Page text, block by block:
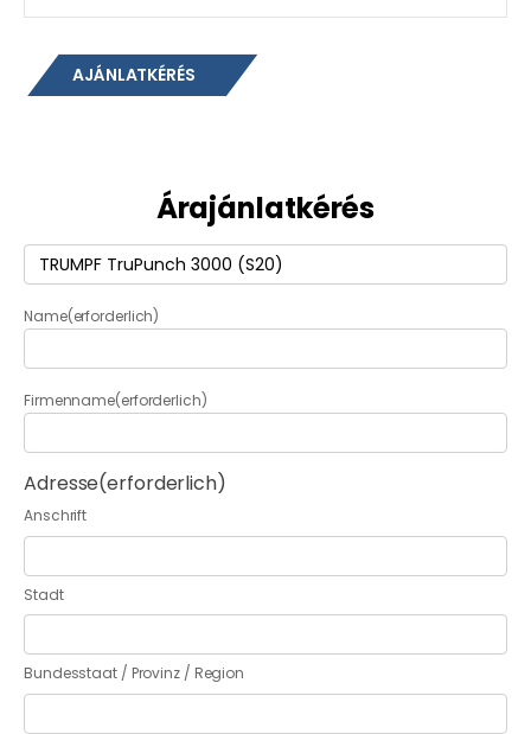
AJÁNLATKÉRÉS
Árajánlatkérés
Termék(erforderlich)
Name(erforderlich)
Firmenname(erforderlich)
Adresse(erforderlich)
Anschrift
Stadt
Bundesstaat / Provinz / Region